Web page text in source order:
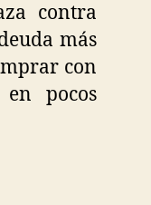
contra
más
con
pocos